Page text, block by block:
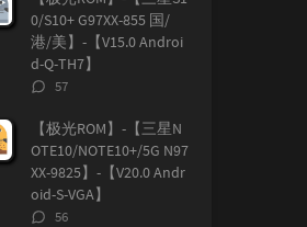
0/S10+ G97XX-855 国/
港/美】-【V15.0 Androi
d-Q-TH7】
评
数：
57
【极光ROM】-【三星N
OTE10/NOTE10+/5G N97
XX-9825】-【V20.0 Andr
oid-S-VGA】
评
56